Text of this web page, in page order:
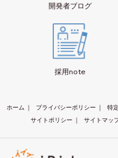
開発者ブログ
採用note
ホーム ｜ プライバシーポリシー ｜ 特
サイトポリシー
｜ サイトマッ